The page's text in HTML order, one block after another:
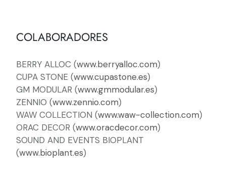
COLABORADORES
BERRY ALLOC (www.berryalloc.com)
CUPA STONE (www.cupastone.es)
GM MODULAR (www.gmmodular.es)
ZENNIO (www.zennio.com)
WAW COLLECTION (www.waw-collection.com)
ORAC DECOR (www.oracdecor.com)
SOUND AND EVENTS BIOPLANT
(www.bioplant.es)